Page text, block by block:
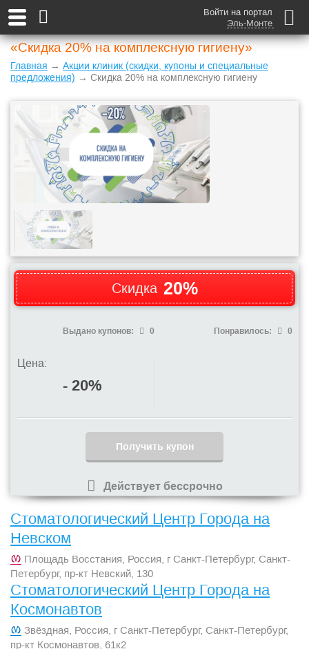
Войти на портал
Эль-Монте
«Cкидка 20% на комплексную гигиену»
Главная → Акции клиник (скидки, купоны и специальные
предложения) → Cкидка 20% на комплексную гигиену
Скидка 20%
Выдано купонов: 0 Понравилось: 0
Цена:
- 20%
Получить купон
Действует бессрочно
Стоматологический Центр Города на
Невском
Площадь Восстания, Россия, г Санкт-Петербург, Санкт-
Петербург, пр-кт Невский, 130
Стоматологический Центр Города на
Космонавтов
Звёздная, Россия, г Санкт-Петербург, Санкт-Петербург,
пр-кт Космонавтов, 61к2